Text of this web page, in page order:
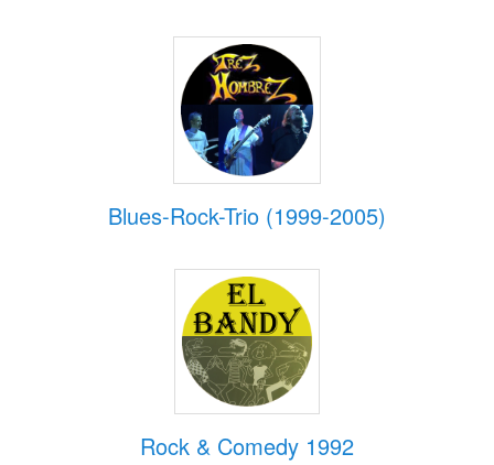
Blues-Rock-Trio (1999-2005)
Rock & Comedy 1992